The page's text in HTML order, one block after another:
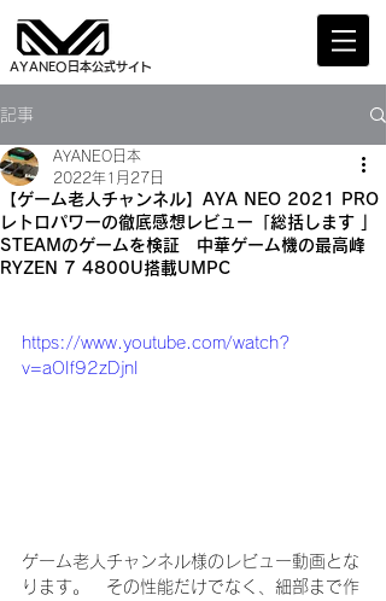
AYANEO日本公式サイト
記事
【ゲーム老人チャンネル】AYA NEO 2021 PRO
レトロパワーの徹底感想レビュー「総括します 」
STEAMのゲームを検証 中華ゲーム機の最高峰
RYZEN 7 4800U搭載UMPC
AYANEO日本
2022年1月27日
https://www.youtube.com/watch?
v=aOIf92zDjnI
ゲーム老人チャンネル様のレビュー動画とな
ります。　その性能だけでなく、細部まで作